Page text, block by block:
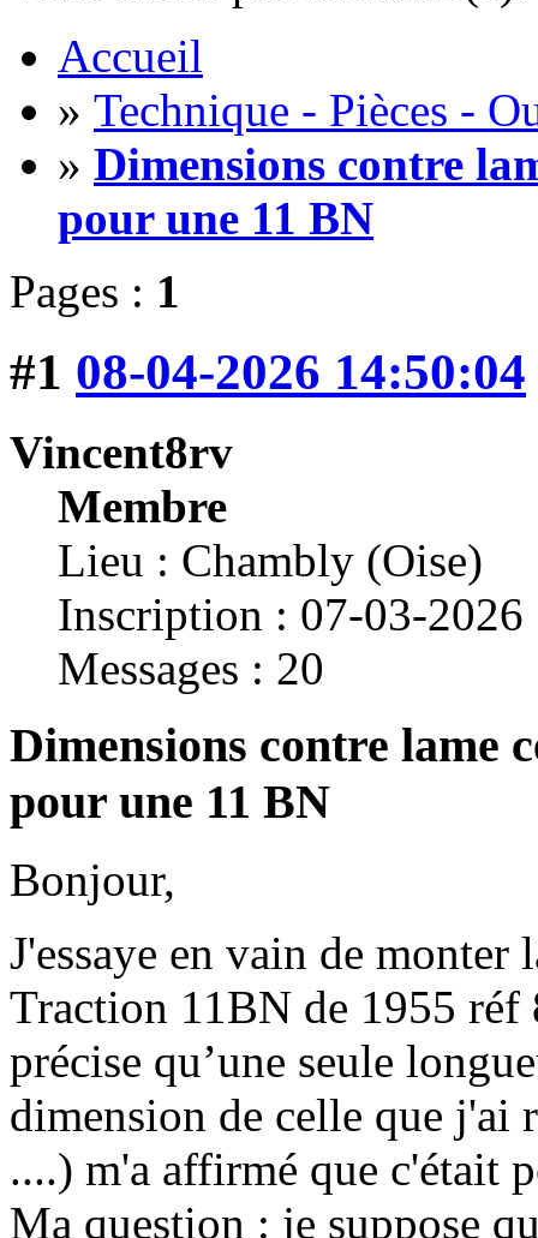
Accueil
» Technique - Pièces -
» Dimensions contre
pour une 11 BN
Pages : 1
#1 08-04-2026 14:50:04
Vincent8rv
Membre
Lieu : Chambly (Oise)
Inscription : 07-03-2026
Messages : 20
Dimensions contre lame
pour une 11 BN
Bonjour,
J'essaye en vain de monter
Traction 11BN de 1955 réf
précise qu’une seule
dimension de celle que j'ai
....) m'a affirmé que c'était
Ma question : je suppose